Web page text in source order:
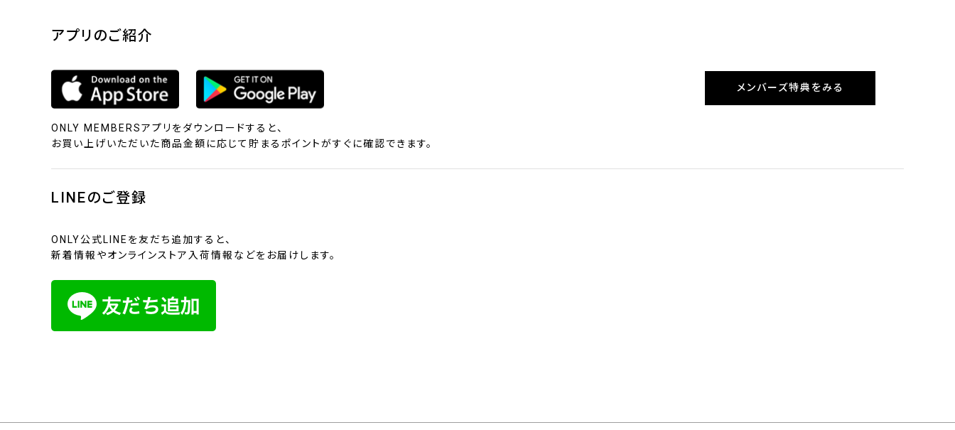
アプリのご紹介
ONLY MEMBERSアプリをダウンロードすると、
お買い上げいただいた商品金額に応じて貯まるポイントがすぐに確認できます。
メンバーズ特典をみる
LINEのご登録
ONLY公式LINEを友だち追加すると、
新着情報やオンラインストア入荷情報などをお届けします。